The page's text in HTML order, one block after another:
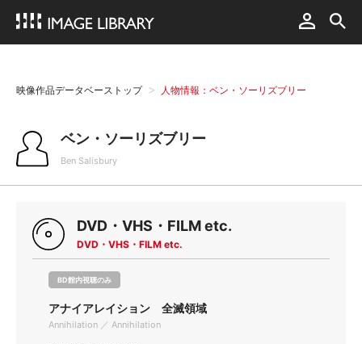
映像作品データベーストップ 人物情報：ベン・ソーリズブリー
ベン・ソーリズブリー
Ben Salisbury
DVD・VHS・FILM etc.
DVD・VHS・FILM etc.
BD館内視聴のみ
アナイアレイション 全滅領域
Annihilation ／ Annihilation